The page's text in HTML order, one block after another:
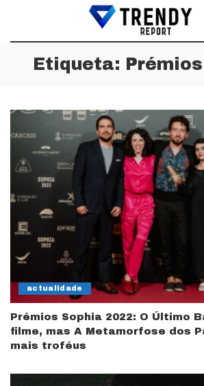
Etiqueta:
actualidade
Prémios Sophia 2022: O Último
filme, mas A Metamorfose dos
mais troféus